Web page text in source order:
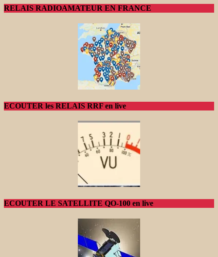
RELAIS RADIOAMATEUR EN FRANCE
ECOUTER les RELAIS RRF en live
ECOUTER LE SATELLITE QO-100 en live